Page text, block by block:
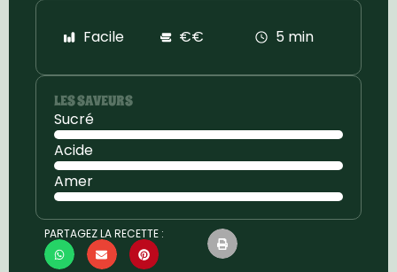
Facile €€ 5 min
LES SAVEURS
Sucré
Acide
Amer
PARTAGEZ LA RECETTE :